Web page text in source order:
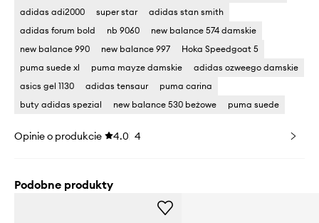
adidas adi2000
super star
adidas stan smith
adidas forum bold
nb 9060
new balance 574 damskie
new balance 990
new balance 997
Hoka Speedgoat 5
puma suede xl
puma mayze damskie
adidas ozweego damskie
asics gel 1130
adidas tensaur
puma carina
buty adidas spezial
new balance 530 beżowe puma suede
Opinie o produkcie 4.0 4
Podobne produkty